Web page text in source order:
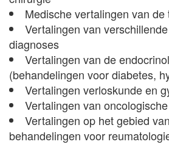
Medische vertalingen van
Vertalingen van
diagnoses
Vertalingen van de
(behandelingen voor diabetes,
Vertalingen verloskunde en
Vertalingen van
Vertalingen op het gebied
behandelingen voor